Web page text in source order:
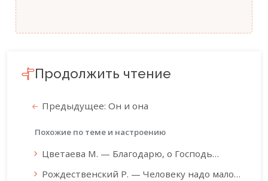
Продолжить чтение
Предыдущее: Он и она
Похожие по теме и настроению
Цветаева М. — Благодарю, о Господь…
Рождественский Р. — Человеку надо мало…